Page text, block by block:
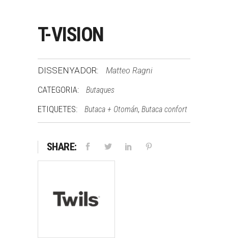
T-VISION
DISSENYADOR: Matteo Ragni
CATEGORIA: Butaques
ETIQUETES: Butaca + Otomán, Butaca confort
SHARE: